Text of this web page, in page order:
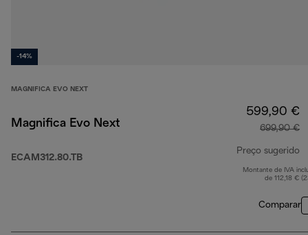
-14%
MAGNIFICA EVO NEXT
Magnifica Evo Next
ECAM312.80.TB
599,90 €
699,90 €
Preço sugerido
Montante de IVA
de 112,18 €
Comparar